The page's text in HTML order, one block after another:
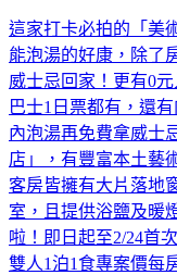
這家打卡必拍的「美
能泡湯的好康，除了
威士忌回家！更有0
巴士1日票都有，還
內泡湯再免費拿威士
店」，有豐富本土藝
客房皆擁有大片落地
室，且提供浴鹽及暖
啦！即日起至2/24首
雙人1泊1食專案價每